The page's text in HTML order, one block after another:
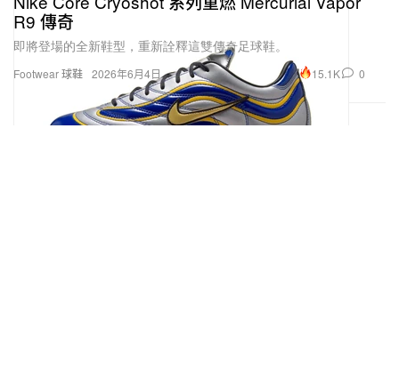
Footwear 球鞋
R9 傳奇
即將登場的全新鞋型，重新詮釋這雙傳奇足球鞋。
2026年6月4日 15.1K 0